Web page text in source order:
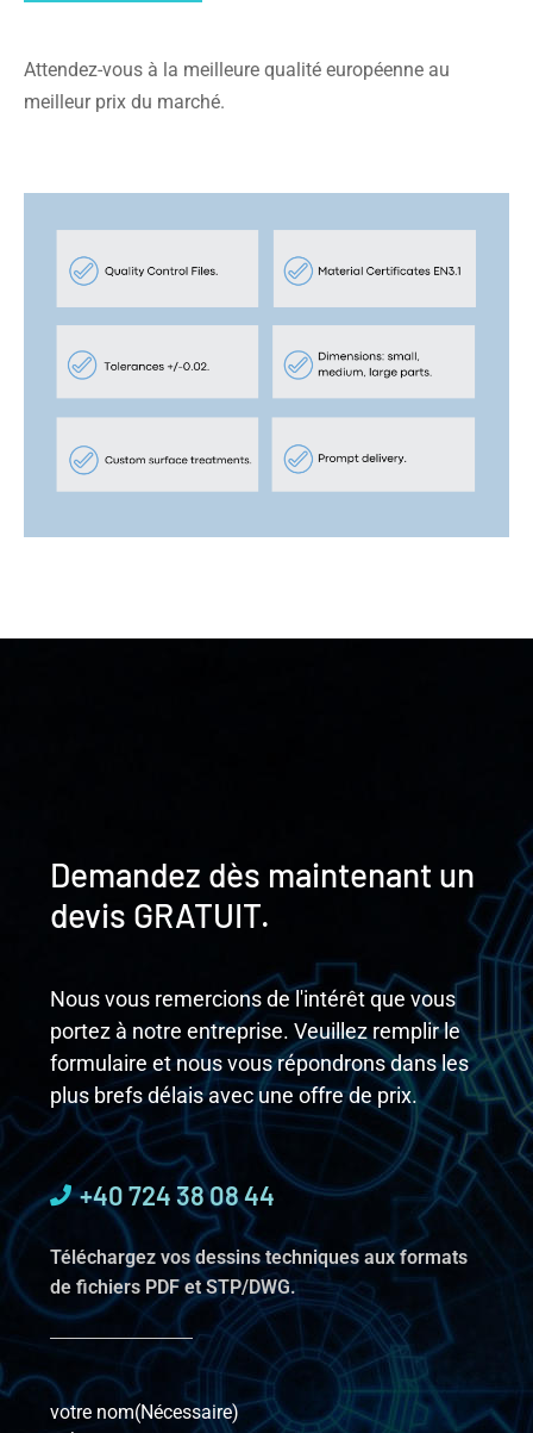
Attendez-vous à la meilleure qualité européenne au
meilleur prix du marché.
Demandez dès maintenant un
devis GRATUIT.
Nous vous remercions de l'intérêt que vous
portez à notre entreprise. Veuillez remplir le
formulaire et nous vous répondrons dans les
plus brefs délais avec une offre de prix.
+40 724 38 08 44
Téléchargez vos dessins techniques aux formats
de fichiers PDF et STP/DWG.
votre nom(Nécessaire)